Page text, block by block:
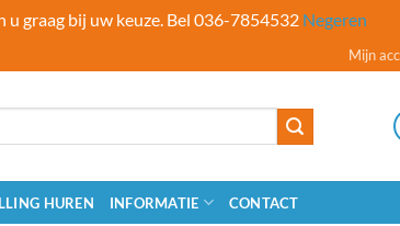
u graag bij uw keuze. Bel 036-7854532 Negeren
Mijn
HUREN INFORMATIE CONTACT